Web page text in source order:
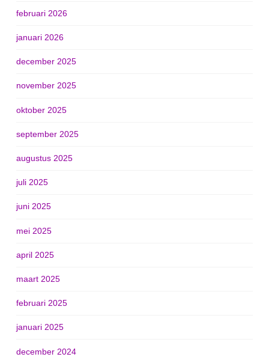
februari 2026
januari 2026
december 2025
november 2025
oktober 2025
september 2025
augustus 2025
juli 2025
juni 2025
mei 2025
april 2025
maart 2025
februari 2025
januari 2025
december 2024